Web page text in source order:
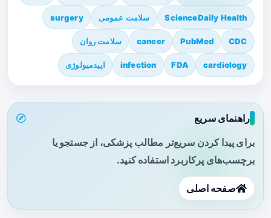
ScienceDaily Health سلامت عمومی surgery
CDC
PubMed
cancer سلامت روان
cardiology
FDA
infection اپیدمیولوژی
راهنمای سریع
برای پیدا کردن سریع‌تر مطالب پزشکی، از جستجو یا
برچسب‌های پرکاربرد استفاده کنید.
صفحه اصلی